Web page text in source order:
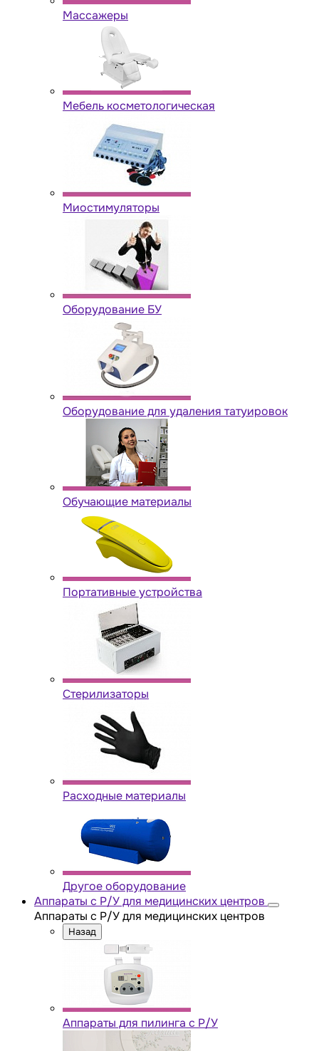
Массажеры
Мебель косметологическая
Миостимуляторы
Оборудование БУ
Оборудование для удаления татуировок
Обучающие материалы
Портативные устройства
Стерилизаторы
Расходные материалы
Другое оборудование
Аппараты с Р/У для медицинских центров
Аппараты с Р/У для медицинских центров
Назад
Аппараты для пилинга с Р/У